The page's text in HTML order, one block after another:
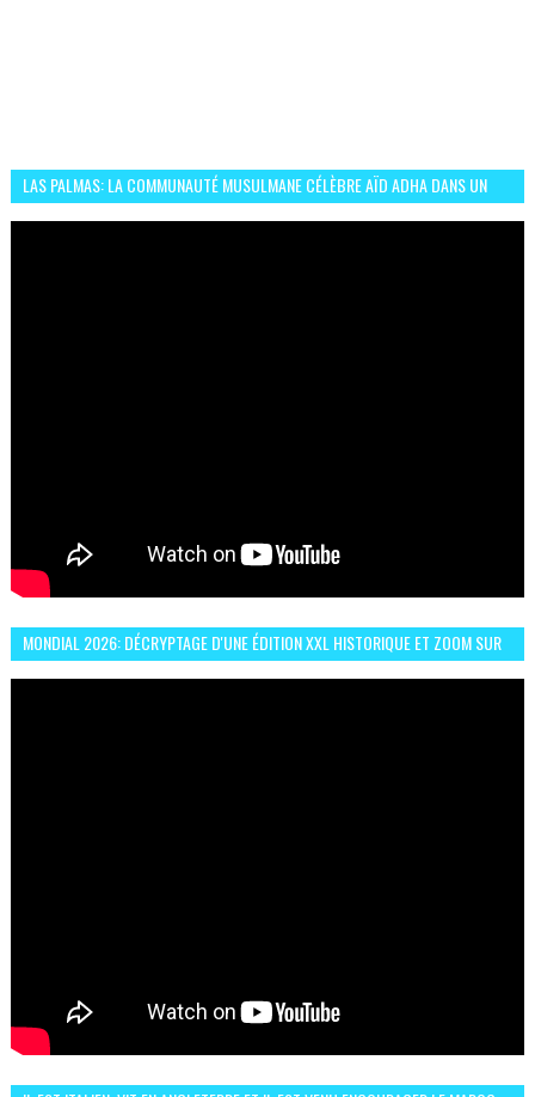
LAS PALMAS: LA COMMUNAUTÉ MUSULMANE CÉLÈBRE AÏD ADHA DANS UN
MONDIAL 2026: DÉCRYPTAGE D'UNE ÉDITION XXL HISTORIQUE ET ZOOM SUR